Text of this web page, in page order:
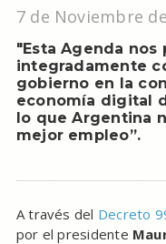
7 de Noviembre
"Esta Agenda
integradamente
gobierno en la
economía digital
lo que Argentina
mejor empleo”.
A través del Decreto
por el presidente